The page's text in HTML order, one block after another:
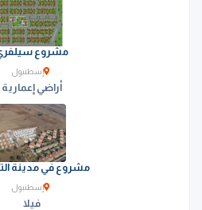
مشروع
إسطنبول
أراضي إعمارية
مشروع في مدينة
إسطنبول
فيلا